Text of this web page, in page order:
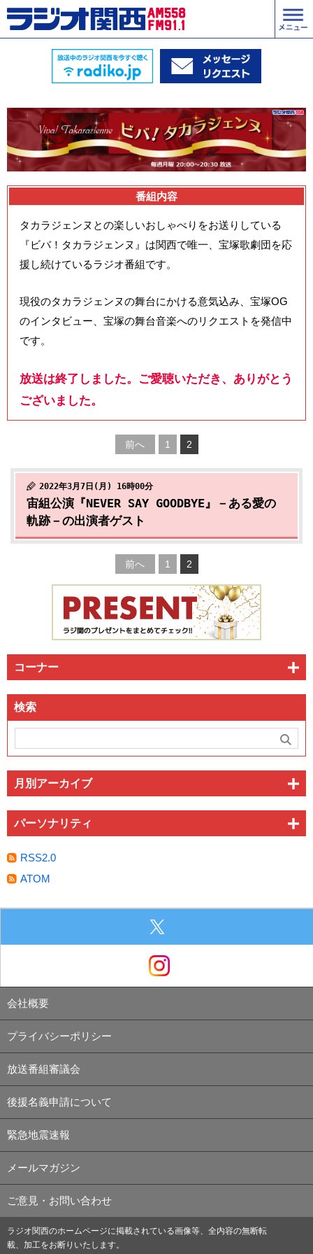
番組内容
タカラジェンヌとの楽しいおしゃべりをお送りしている
『ビバ！タカラジェンヌ』は関西で唯一、宝塚歌劇団を応
援し続けているラジオ番組です。
現役のタカラジェンヌの舞台にかける意気込み、宝塚OG
のインタビュー、宝塚の舞台音楽へのリクエストを発信中
です。
放送は終了しました。ご愛聴いただき、ありがとう
ございました。
前へ 1 2
2022年3月7日(月) 16時00分
宙組公演『NEVER SAY GOODBYE』－ある愛の
軌跡－の出演者ゲスト
前へ 1 2
コーナー
検索
月別アーカイブ
パーソナリティ
RSS2.0
ATOM
会社概要
プライバシーポリシー
放送番組審議会
後援名義申請について
緊急地震速報
メールマガジン
ご意見・お問い合わせ
ラジオ関西のホームページに掲載されている画像等、全内容の無断転
載、加工をお断りいたします。